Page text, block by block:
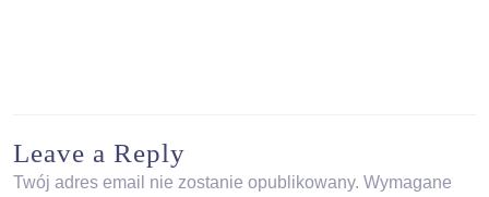
Leave a Reply
Twój adres email nie zostanie opublikowany. Wymagane